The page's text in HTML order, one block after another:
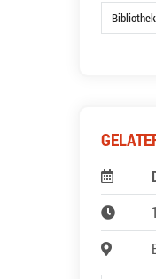
Bibliothek